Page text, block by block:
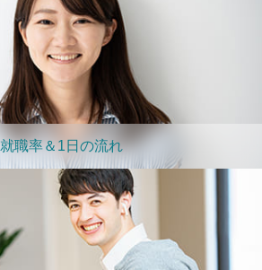
就職率＆1日の流れ